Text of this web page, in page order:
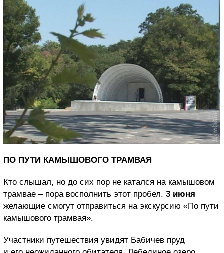
ПО ПУТИ КАМЫШОВОГО ТРАМВАЯ
Кто слышал, но до сих пор не катался на камышовом
трамвае – пора восполнить этот пробел. 3 июня
желающие смогут отправиться на экскурсию «По пути
камышового трамвая».
Участники путешествия увидят Бабичев пруд